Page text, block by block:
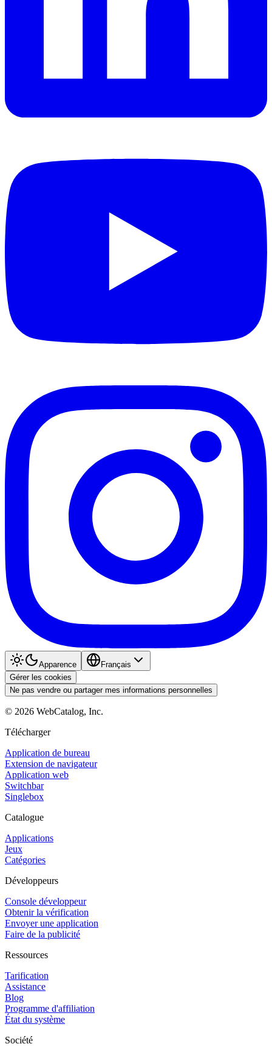
Apparence
Français
Gérer les cookies
Ne pas vendre ou partager mes informations personnelles
© 2026 WebCatalog, Inc.
Télécharger
Application de bureau
Extension de navigateur
Application web
Switchbar
Singlebox
Catalogue
Applications
Jeux
Catégories
Développeurs
Console développeur
Obtenir la vérification
Envoyer une application
Faire de la publicité
Ressources
Tarification
Assistance
Blog
Programme d'affiliation
État du système
Société